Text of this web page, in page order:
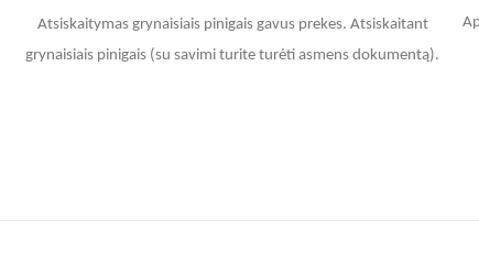
Atsiskaitymas grynaisiais pinigais gavus prekes. Atsiskaitant
grynaisiais pinigais (su savimi turite turėti asmens dokumentą).